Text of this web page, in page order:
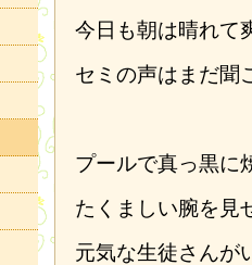
今日も朝は晴れて
セミの声はまだ聞
プールで真っ黒に
たくましい腕を見
元気な生徒さんが